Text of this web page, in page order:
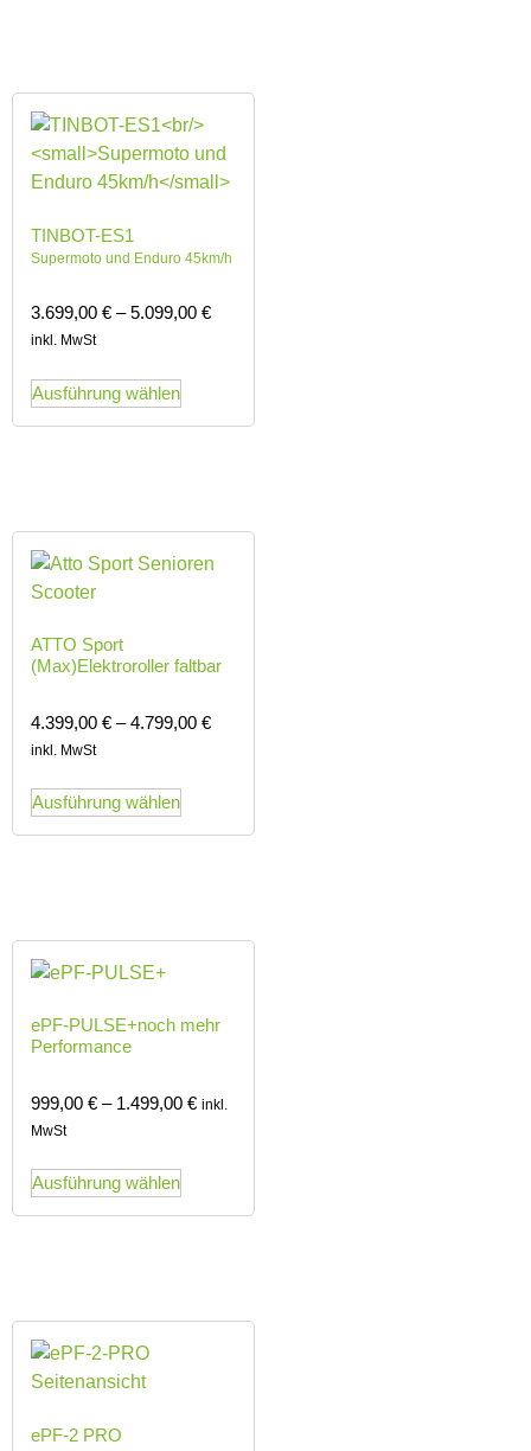
TINBOT-ES1
Supermoto und Enduro 45km/h
3.699,00 € –5.099,00 €
inkl. MwSt
Ausführung wählen
ATTO Sport
(Max)Elektroroller faltbar
4.399,00 € –4.799,00 €
inkl. MwSt
Ausführung wählen
ePF-PULSE+noch mehr
Performance
999,00 € – 1.499,00 € inkl.
MwSt
Ausführung wählen
ePF-2 PRO